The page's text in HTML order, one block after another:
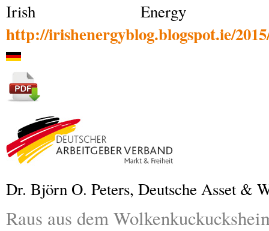
Irish
http://irishenergyblog.blogspot.ie/
Dr. Björn O. Peters, Deutsche Asset &
Raus aus dem